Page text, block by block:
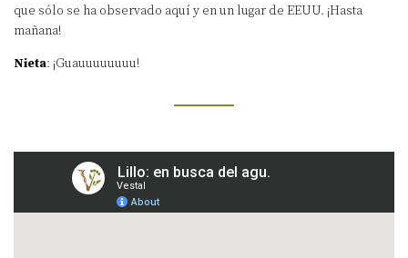
que sólo se ha observado aquí y en un lugar de EEUU. ¡Hasta
mañana!
Nieta: ¡Guauuuuuuuu!